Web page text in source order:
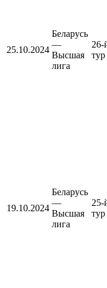
25.10.2024
Беларусь
—
Высшая
лига
26-
тур
19.10.2024
Беларусь
—
Высшая
лига
25-
тур